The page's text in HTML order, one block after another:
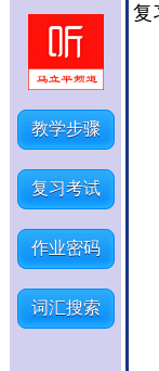
教学步骤
复习考试
作业密码
词汇搜索
复